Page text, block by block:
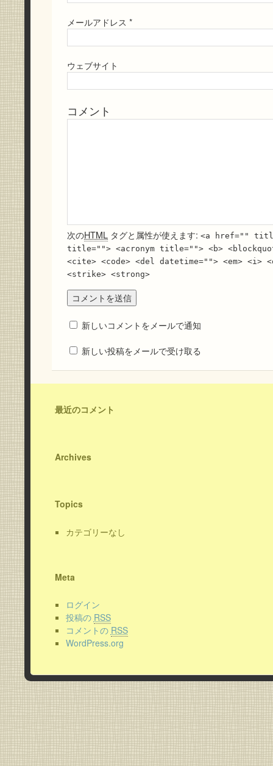
メールアドレス*
ウェブサイト
コメント
次のHTML タグと属性が使えます:<a href=""
title=""> <acronym title=""> <b>
<cite> <code> <del datetime=""> <em> <i>
<strike> <strong>
新しいコメントをメールで通知
新しい投稿をメールで受け取る
最近のコメント
Archives
Topics
カテゴリーなし
Meta
ログイン
投稿の RSS
コメントの RSS
WordPress.org